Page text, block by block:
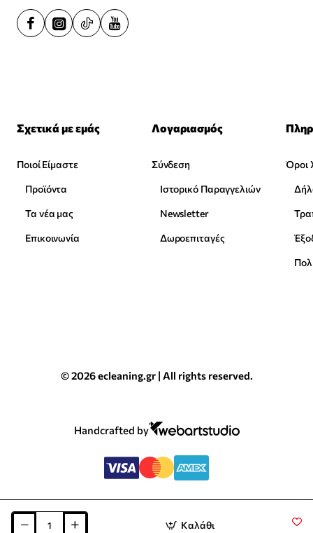
Καλάθι
Σχετικά με εμάς
Ποιοί Είμαστε
Προϊόντα
Τα νέα μας
Επικοινωνία
Λογαριασμός
Σύνδεση
Ιστορικό Παραγγελιών
Newsletter
Δωροεπιταγές
Όροι
© 2026 ecleaning.gr | All rights reserved.
Handcrafted by